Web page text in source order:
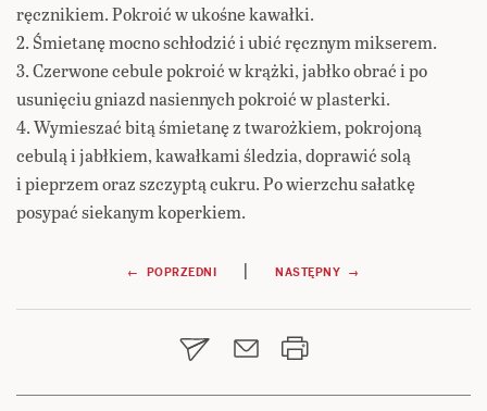
ręcznikiem. Pokroić w ukośne kawałki.
2. Śmietanę mocno schłodzić i ubić ręcznym mikserem.
3. Czerwone cebule pokroić w krążki, jabłko obrać i po
usunięciu gniazd nasiennych pokroić w plasterki.
4. Wymieszać bitą śmietanę z twarożkiem, pokrojoną
cebulą i jabłkiem, kawałkami śledzia, doprawić solą
i pieprzem oraz szczyptą cukru. Po wierzchu sałatkę
posypać siekanym koperkiem.
Nawigacja
wpisu
← POPRZEDNI | NASTĘPNY →